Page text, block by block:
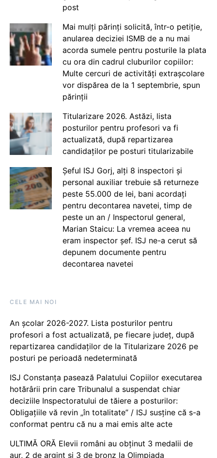
post
Mai mulți părinți solicită, într-o petiție,
anularea deciziei ISMB de a nu mai
acorda sumele pentru posturile la plata
cu ora din cadrul cluburilor copiilor:
Multe cercuri de activități extrașcolare
vor dispărea de la 1 septembrie, spun
părinții
Titularizare 2026. Astăzi, lista
posturilor pentru profesori va fi
actualizată, după repartizarea
candidaților pe posturi titularizabile
Șeful ISJ Gorj, alți 8 inspectori și
personal auxiliar trebuie să returneze
peste 55.000 de lei, bani acordați
pentru decontarea navetei, timp de
peste un an / Inspectorul general,
Marian Staicu: La vremea aceea nu
eram inspector șef. ISJ ne-a cerut să
depunem documente pentru
decontarea navetei
CELE MAI NOI
An școlar 2026-2027. Lista posturilor pentru
profesori a fost actualizată, pe fiecare județ, după
repartizarea candidaților de la Titularizare 2026 pe
posturi pe perioadă nedeterminată
ISJ Constanța pasează Palatului Copiilor executarea
hotărârii prin care Tribunalul a suspendat chiar
deciziile Inspectoratului de tăiere a posturilor:
Obligațiile vă revin „în totalitate” / ISJ susține că s-a
conformat pentru că nu a mai emis alte acte
ULTIMĂ ORĂ Elevii români au obținut 3 medalii de
aur, 2 de argint și 3 de bronz la Olimpiada